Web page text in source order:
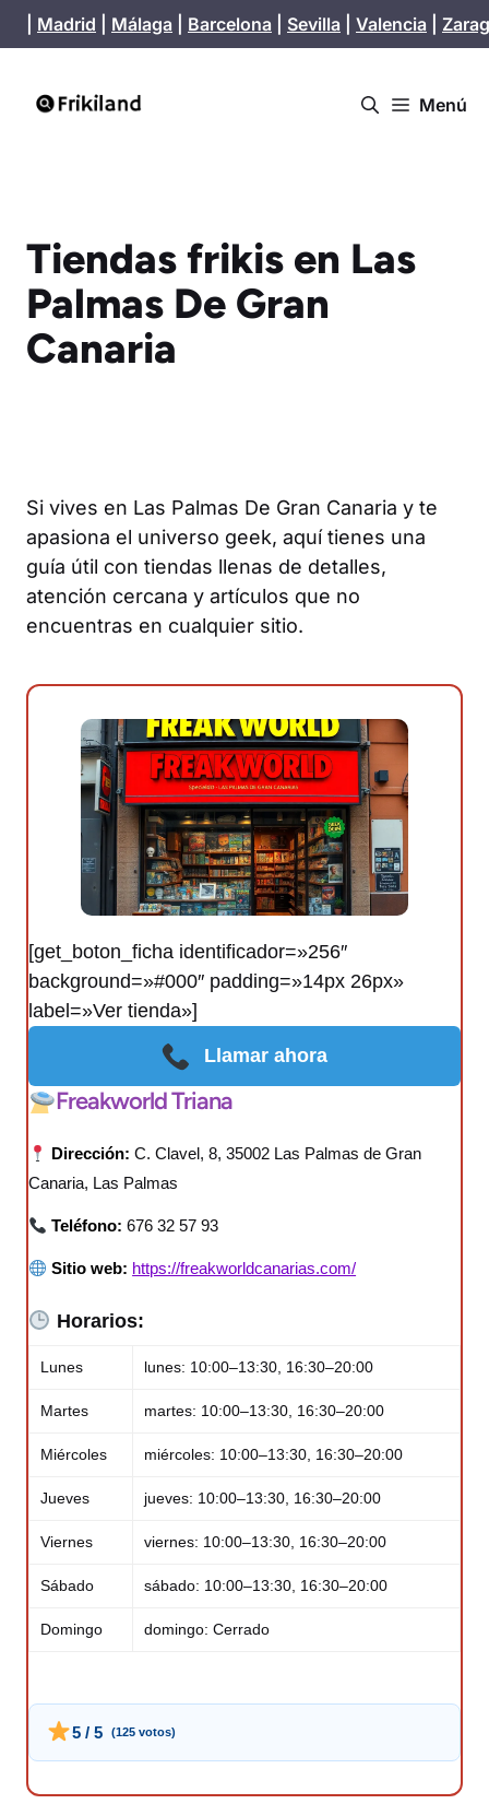
Saltar
al
Madrid Málaga Barcelona Sevilla Valencia
Menú
Tiendas frikis en Las
Palmas De Gran
Canaria
Si vives en Las Palmas De Gran Canaria y te
apasiona el universo geek, aquí tienes una
guía útil con tiendas llenas de detalles,
atención cercana y artículos que no
encuentras en cualquier sitio.
[get_boton_ficha identificador=»256″
background=»#000″ padding=»14px 26px»
label=»Ver tienda»]
Llamar ahora
Freakworld Triana
Dirección: C. Clavel, 8, 35002 Las Palmas de Gran
Canaria, Las Palmas
Teléfono: 676 32 57 93
Sitio web: https://freakworldcanarias.com/
Horarios:
Lunes lunes: 10:00–13:30, 16:30–20:00
Martes martes: 10:00–13:30, 16:30–20:00
Miércoles miércoles: 10:00–13:30, 16:30–20:00
Jueves jueves: 10:00–13:30, 16:30–20:00
Viernes viernes: 10:00–13:30, 16:30–20:00
Sábado sábado: 10:00–13:30, 16:30–20:00
Domingo domingo: Cerrado
5 / 5 (125 votos)